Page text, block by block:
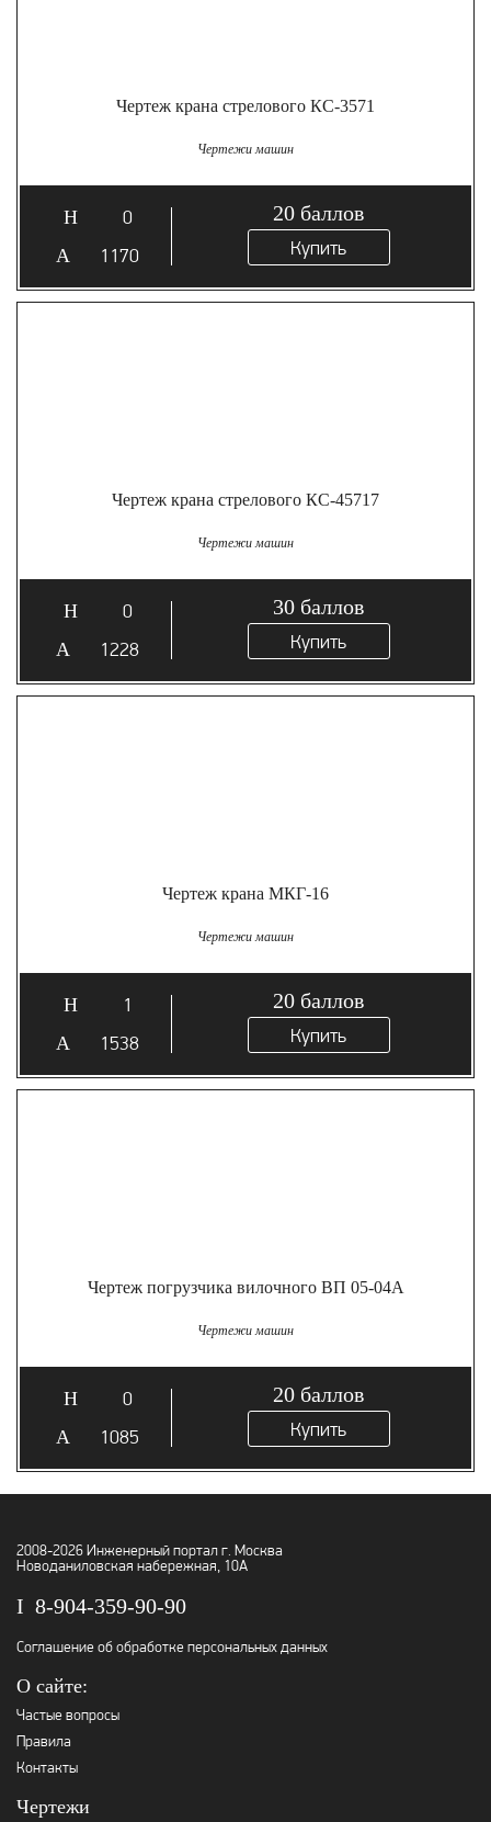
Чертеж крана стрелового КС-3571
Чертежи машин
0
1170
20 баллов
Купить
Чертеж крана стрелового КС-45717
Чертежи машин
0
1228
30 баллов
Купить
Чертеж крана МКГ-16
Чертежи машин
1
1538
20 баллов
Купить
Чертеж погрузчика вилочного ВП 05-04А
Чертежи машин
0
1085
20 баллов
Купить
2008-2026 Инженерный портал г. Москва
Новоданиловская набережная, 10А
8-904-359-90-90
Соглашение об обработке персональных данных
О сайте:
Частые вопросы
Правила
Контакты
Чертежи